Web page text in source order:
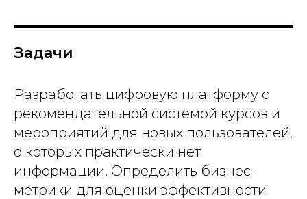
Задачи
Разработать цифровую платформу с
рекомендательной системой курсов и
мероприятий для новых пользователей,
о которых практически нет
информации. Определить бизнес-
метрики для оценки эффективности